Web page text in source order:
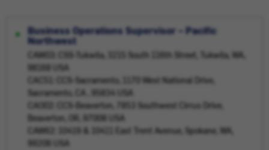
Business Operations Supervisor – Pacific
Northwest
CAW03: CSS-Tukwila, 3215 South 116th Street, Tukwila, WA,
98168 USA
CAC51: CCS-Sacramento, 1170 West National Drive,
Sacramento, CA , 95834 USA
CAO02: CCS-Beaverton, 7853 Southwest Cirrus Drive,
Beaverton, OR, 97008 USA
CAW62: 10419 & 10411 East Trent Avenue, Spokane, WA,
99206 USA